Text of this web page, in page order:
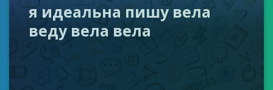
я идеальна пишу вела
веду вела вела